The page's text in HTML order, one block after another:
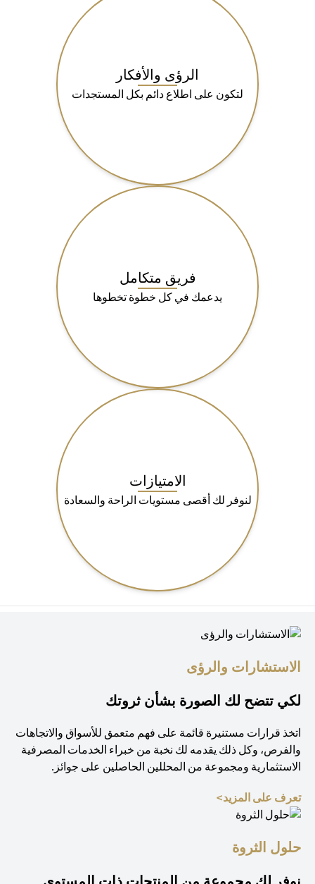
الرؤى والأفكار
لتكون على اطلاع دائم بكل المستجدات
فريق متكامل
يدعمك في كل خطوة تخطوها
الامتيازات
لنوفر لك أقصى مستويات الراحة والسعادة
الاستشارات والرؤى
لكي تتضح لك الصورة بشأن ثروتك
اتخذ قرارات مستنيرة قائمة على فهم متعمق للأسواق والاتجاهات
والفرص، وكل ذلك يقدمه لك نخبة من خبراء الخدمات المصرفية
الاستثمارية ومجموعة من المحللين الحاصلين على جوائز.
تعرف على المزيد>
حلول الثروة